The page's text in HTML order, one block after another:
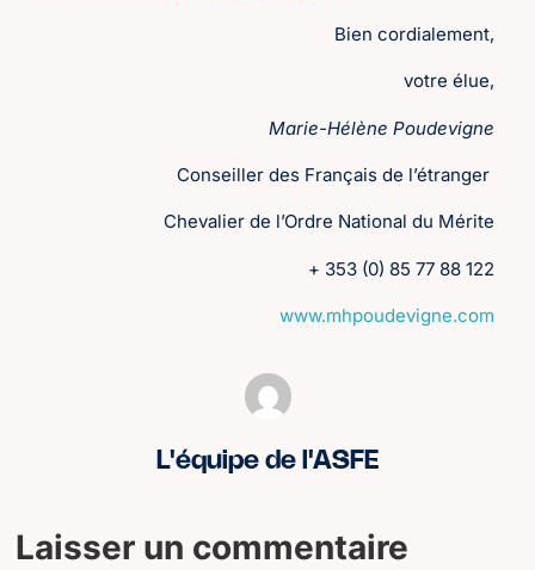
Bien cordialement,
votre élue,
Marie-Hélène Poudevigne
Conseiller des Français de l’étranger
Chevalier de l’Ordre National du Mérite
+ 353 (0) 85 77 88 122
www.mhpoudevigne.com
L'équipe de l'ASFE
Laisser un commentaire